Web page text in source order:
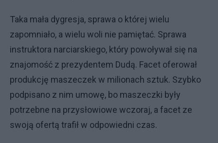
Taka mała dygresja, sprawa o której wielu
zapomniało, a wielu woli nie pamiętać. Sprawa
instruktora narciarskiego, który powoływał się na
znajomość z prezydentem Dudą. Facet oferował
produkcję maszeczek w milionach sztuk. Szybko
podpisano z nim umowę, bo maszeczki były
potrzebne na przysłowiowe wczoraj, a facet ze
swoją ofertą trafił w odpowiedni czas.